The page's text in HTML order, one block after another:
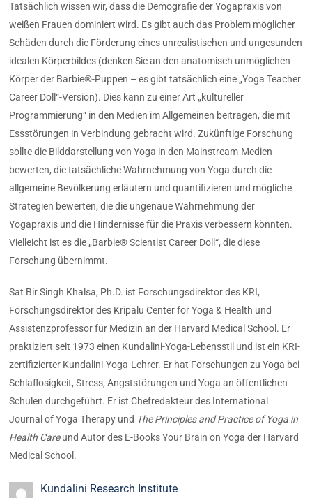
Tatsächlich wissen wir, dass die Demografie der Yogapraxis von
weißen Frauen dominiert wird. Es gibt auch das Problem möglicher
Schäden durch die Förderung eines unrealistischen und ungesunden
idealen Körperbildes (denken Sie an den anatomisch unmöglichen
Körper der Barbie®-Puppen – es gibt tatsächlich eine „Yoga Teacher
Career Doll“-Version). Dies kann zu einer Art „kultureller
Programmierung“ in den Medien im Allgemeinen beitragen, die mit
Essstörungen in Verbindung gebracht wird. Zukünftige Forschung
sollte die Bilddarstellung von Yoga in den Mainstream-Medien
bewerten, die tatsächliche Wahrnehmung von Yoga durch die
allgemeine Bevölkerung erläutern und quantifizieren und mögliche
Strategien bewerten, die die ungenaue Wahrnehmung der
Yogapraxis und die Hindernisse für die Praxis verbessern könnten.
Vielleicht ist es die „Barbie® Scientist Career Doll“, die diese
Forschung übernimmt.
Sat Bir Singh Khalsa, Ph.D. ist Forschungsdirektor des KRI,
Forschungsdirektor des Kripalu Center for Yoga & Health und
Assistenzprofessor für Medizin an der Harvard Medical School. Er
praktiziert seit 1973 einen Kundalini-Yoga-Lebensstil und ist ein KRI-
zertifizierter Kundalini-Yoga-Lehrer. Er hat Forschungen zu Yoga bei
Schlaflosigkeit, Stress, Angststörungen und Yoga an öffentlichen
Schulen durchgeführt. Er ist Chefredakteur des International
Journal of Yoga Therapy und The Principles and Practice of Yoga in
Health Careund Autor des E-Books Your Brain on Yoga der Harvard
Medical School.
Kundalini Research Institute